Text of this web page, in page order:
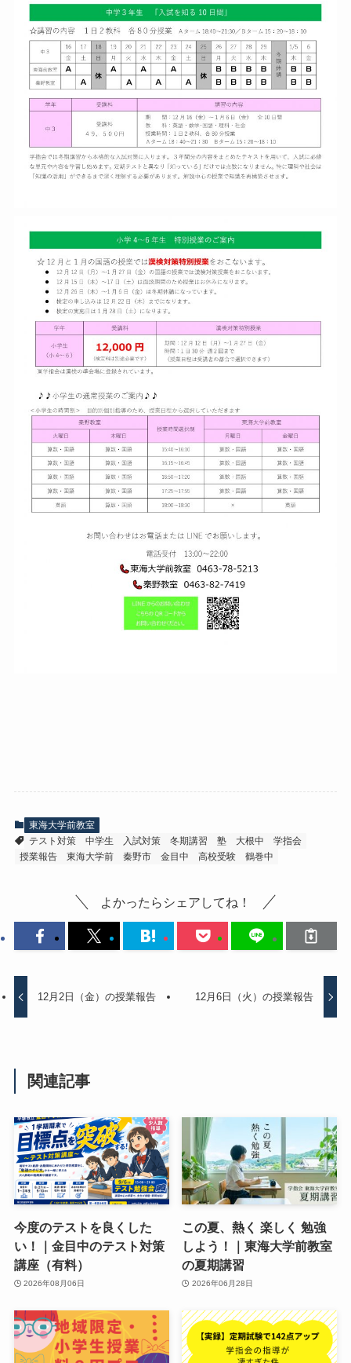
東海大学前教室
テスト対策
中学生 入試対策 冬期講習 塾 大根中
学指会
授業報告
東海大学前 秦野市 金目中 高校受験 鶴巻中
よかったらシェアしてね！
12月2日（金）の授業報告 12月6日（火）の授業報告
関連記事
今度のテストを良くした
い！｜金目中のテスト対策
講座（有料）
2026年08月06日
この夏、熱く 楽しく 勉強
しよう！｜東海大学前教室
の夏期講習
2026年06月28日